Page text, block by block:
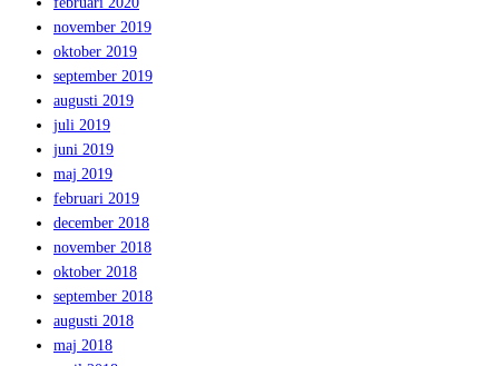
november 2019
oktober 2019
september 2019
augusti 2019
juli 2019
juni 2019
maj 2019
februari 2019
december 2018
november 2018
oktober 2018
september 2018
augusti 2018
maj 2018